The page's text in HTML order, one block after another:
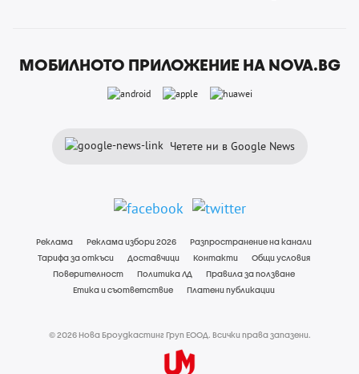
МОБИЛНОТО ПРИЛОЖЕНИЕ НА NOVA.BG
Четете ни в Google News
Реклама Реклама избори 2026
Разпространение на канали
Тарифа за откъси
Доставчици Контакти
Общи условия
Поверителност
Политика ЛД
Правила за ползване
Етика и съответствие
Платени публикации
© 2026 Нова Броудкастинг Груп ЕООД. Всички права запазени.